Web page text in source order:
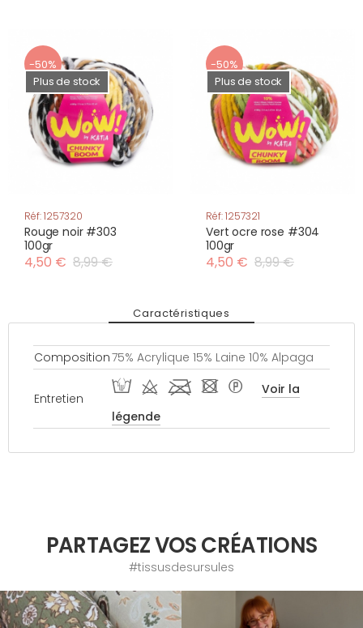
-50%
Plus de stock
Réf: 1257320
Rouge noir #303
100gr
4,50 € 8,99 €
-50%
Plus de stock
Réf: 1257321
Vert ocre rose #304
100gr
4,50 € 8,99 €
Caractéristiques
Composition75% Acrylique 15% Laine 10% Alpaga
Entretien
W d l - *
Voir la
légende
PARTAGEZ VOS CRÉATIONS
#tissusdesursules